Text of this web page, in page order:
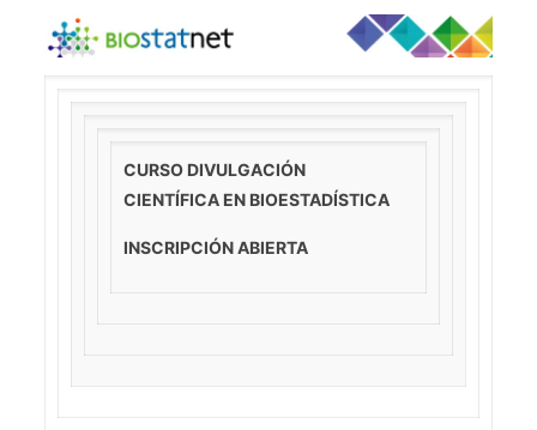
CURSO DIVULGACIÓN
CIENTÍFICA EN BIOESTADÍSTICA
INSCRIPCIÓN ABIERTA